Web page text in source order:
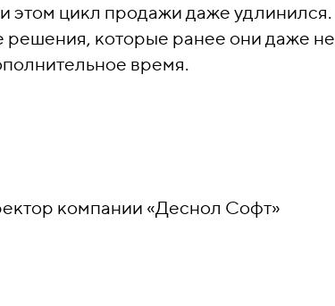
этом цикл продажи даже удлинился.
решения, которые ранее они даже не
время.
компании «Деснол Софт»